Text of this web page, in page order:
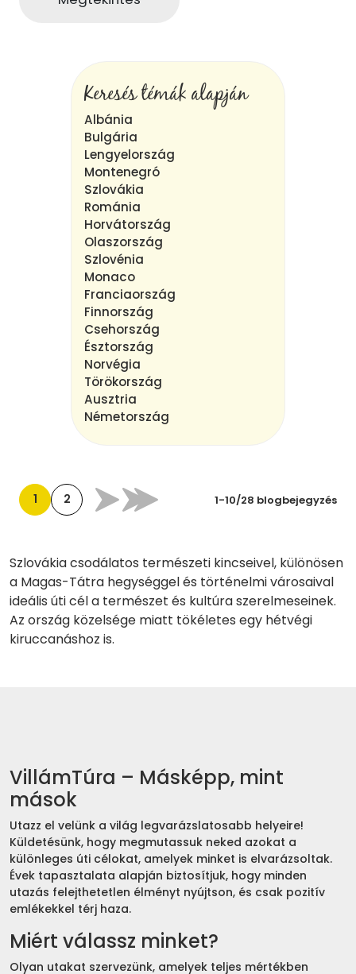
Keresés témák alapján
Albánia
Bulgária
Lengyelország
Montenegró
Szlovákia
Románia
Horvátország
Olaszország
Szlovénia
Monaco
Franciaország
Finnország
Csehország
Észtország
Norvégia
Törökország
Ausztria
Németország
1 2 1-10/28 blogbejegyzés
Szlovákia csodálatos természeti kincseivel, különösen
a Magas-Tátra hegységgel és történelmi városaival
ideális úti cél a természet és kultúra szerelmeseinek.
Az ország közelsége miatt tökéletes egy hétvégi
kiruccanáshoz is.
VillámTúra – Másképp, mint
mások
Utazz el velünk a világ legvarázslatosabb helyeire!
Küldetésünk, hogy megmutassuk neked azokat a
különleges úti célokat, amelyek minket is elvarázsoltak.
Évek tapasztalata alapján biztosítjuk, hogy minden
utazás felejthetetlen élményt nyújtson, és csak pozitív
emlékekkel térj haza.
Miért válassz minket?
Olyan utakat szervezünk, amelyek teljes mértékben